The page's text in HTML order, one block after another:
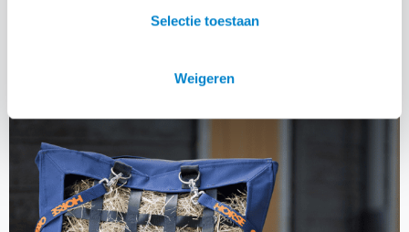
Selectie toestaan
Weigeren